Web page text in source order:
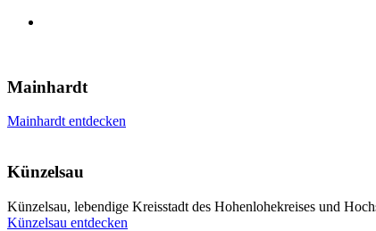
Mainhardt
Mainhardt entdecken
Künzelsau
Künzelsau, lebendige Kreisstadt des Hohenlohekreises und
Künzelsau entdecken